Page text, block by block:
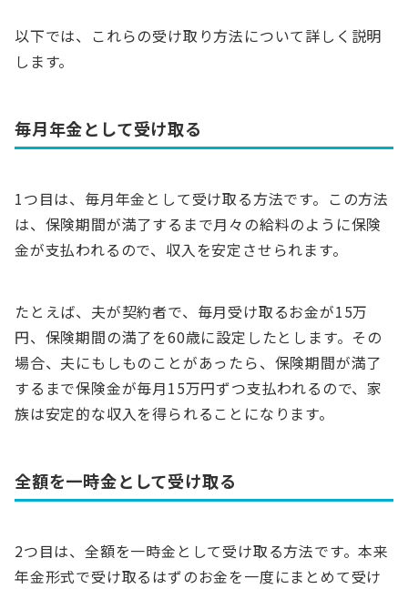
以下では、これらの受け取り方法について詳しく説明
します。
毎月年金として受け取る
1つ目は、毎月年金として受け取る方法です。この方法
は、保険期間が満了するまで月々の給料のように保険
金が支払われるので、収入を安定させられます。
たとえば、夫が契約者で、毎月受け取るお金が15万
円、保険期間の満了を60歳に設定したとします。その
場合、夫にもしものことがあったら、保険期間が満了
するまで保険金が毎月15万円ずつ支払われるので、家
族は安定的な収入を得られることになります。
全額を一時金として受け取る
2つ目は、全額を一時金として受け取る方法です。本来
年金形式で受け取るはずのお金を一度にまとめて受け